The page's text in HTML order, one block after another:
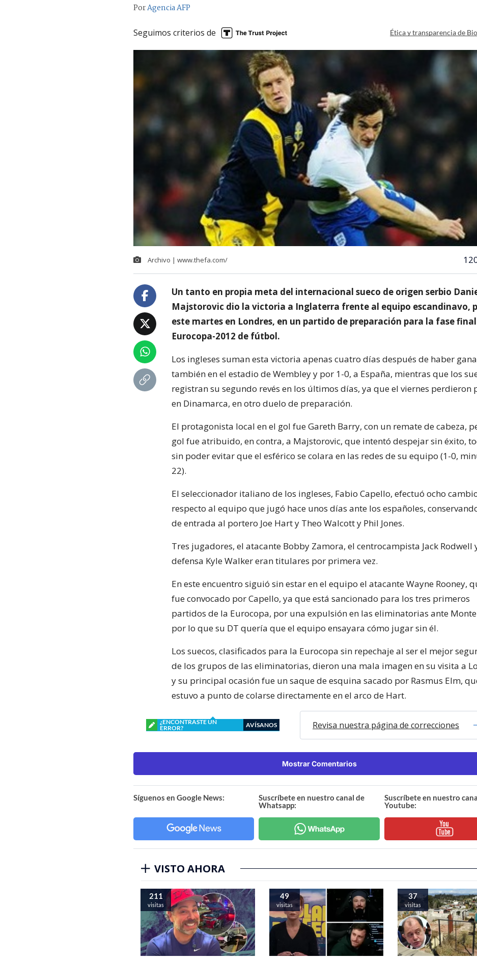
PorAgencia AFP
Seguimos criterios de Ética y transparencia de
Archivo | www.thefa.com/
Un tanto en propia meta del internacional sueco de origen serbio
Majstorovic dio la victoria a Inglaterra frente al equipo escandinavo,
este martes en Londres, en un partido de preparación para la fase
Eurocopa-2012 de fútbol.
Los ingleses suman esta victoria apenas cuatro días después de haber
también en el estadio de Wembley y por 1-0, a España, mientras que los
registran su segundo revés en los últimos días, ya que el viernes perdieron
en Dinamarca, en otro duelo de preparación.
El protagonista local en el gol fue Gareth Barry, con un remate de cabeza,
gol fue atribuido, en contra, a Majstorovic, que intentó despejar sin éxito,
sin poder evitar que el esférico se colara en las redes de su equipo (1-0,
22).
El seleccionador italiano de los ingleses, Fabio Capello, efectuó ocho
respecto al equipo que jugó hace unos días ante los españoles,
de entrada al portero Joe Hart y Theo Walcott y Phil Jones.
Tres jugadores, el atacante Bobby Zamora, el centrocampista Jack Rodwell
defensa Kyle Walker eran titulares por primera vez.
En este encuentro siguió sin estar en el equipo el atacante Wayne Rooney,
fue convocado por Capello, ya que está sancionado para los tres primeros
partidos de la Eurocopa, por una expulsión en las eliminatorias ante
por lo que su DT quería que el equipo ensayara cómo jugar sin él.
Los suecos, clasificados para la Eurocopa sin repechaje al ser el mejor
de los grupos de las eliminatorias, dieron una mala imagen en su visita a
y su principal ocasión fue un saque de esquina sacado por Rasmus Elm,
estuvo a punto de colarse directamente en el arco de Hart.
¿ENCONTRASTE UN
ERROR?
AVÍSANOS Revisa nuestra página de correcciones
Mostrar Comentarios
Síguenos en Google News:
Suscríbete en nuestro canal de
Whatsapp:
Suscríbete en nuestro
Youtube:
VISTO AHORA
211
visitas
49
visitas
37
visitas